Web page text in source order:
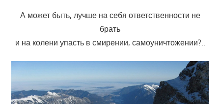
А может быть, лучше на себя ответственности не
брать
и на колени упасть в смирении, самоуничтожении?..